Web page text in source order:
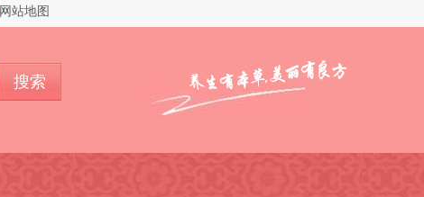
网站地图
搜索